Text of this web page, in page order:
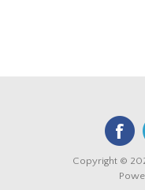
Copyright ©